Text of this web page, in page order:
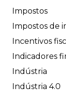
Impostos
Impostos de
Incentivos
Indicadores
Indústria
Indústria 4.0